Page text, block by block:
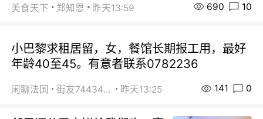
美食天下 郑知恩 昨天13:59 690 10
小巴黎求租居留，女，餐馆长期报工用，最好
年龄40至45。有意者联系0782236
闲聊法国 街友74434350 昨天13:25 141 0